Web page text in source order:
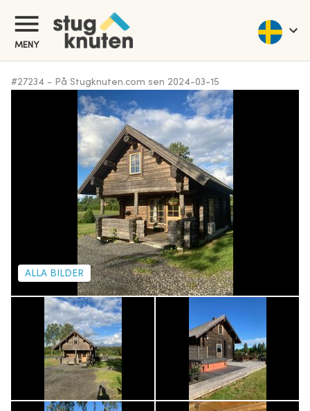
MENY
#27234 - På Stugknuten.com sen 2024-03-15
ALLA BILDER